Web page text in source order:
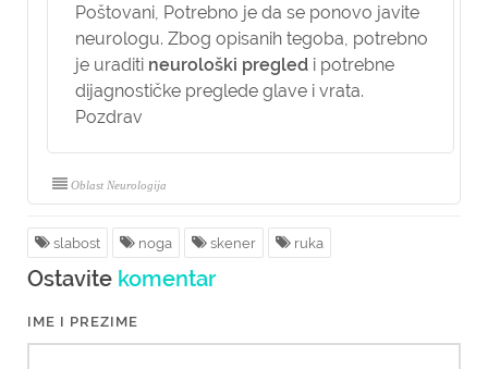
Poštovani, Potrebno je da se ponovo javite
neurologu. Zbog opisanih tegoba, potrebno
je uraditi neurološki pregled i potrebne
dijagnostičke preglede glave i vrata.
Pozdrav
Oblast Neurologija
slabost noga skener ruka
Ostavite komentar
IME I PREZIME